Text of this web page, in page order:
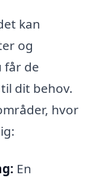
kan
og
får de
dit behov.
hvor
En